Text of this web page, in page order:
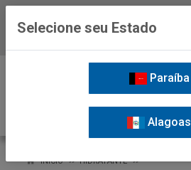
INÍCIO
HIDRATANTE
Selecione seu Estado
Paraíba
Alagoas